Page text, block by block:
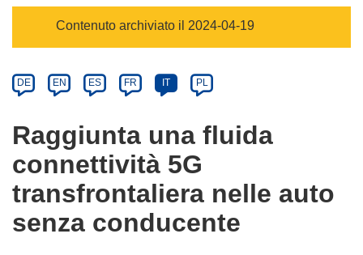
Category
Contenuto archiviato il 2024-04-19
Article
available
the
following
languages:
DE EN ES FR IT PL
Raggiunta una fluida
connettività 5G
transfrontaliera nelle auto
senza conducente